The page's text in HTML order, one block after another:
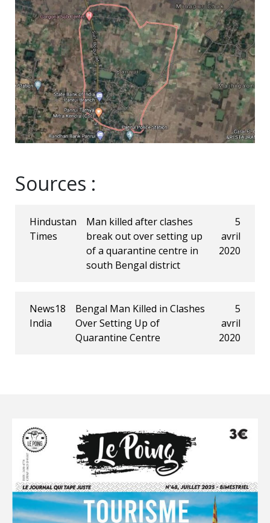
Sources :
Hindustan
Times
Man killed after clashes
break out over setting up
of a quarantine centre in
south Bengal district
5
avril
2020
News18
India
Bengal Man Killed in Clashes
Over Setting Up of
Quarantine Centre
5
avril
2020